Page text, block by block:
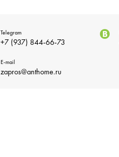
Telegram
+7 (937) 844-66-73
E-mail
zapros@anthome.ru